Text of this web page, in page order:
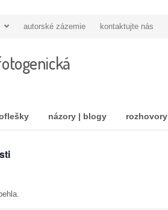
autorské zázemie kontaktujte nás
názory | blogy rozhovory